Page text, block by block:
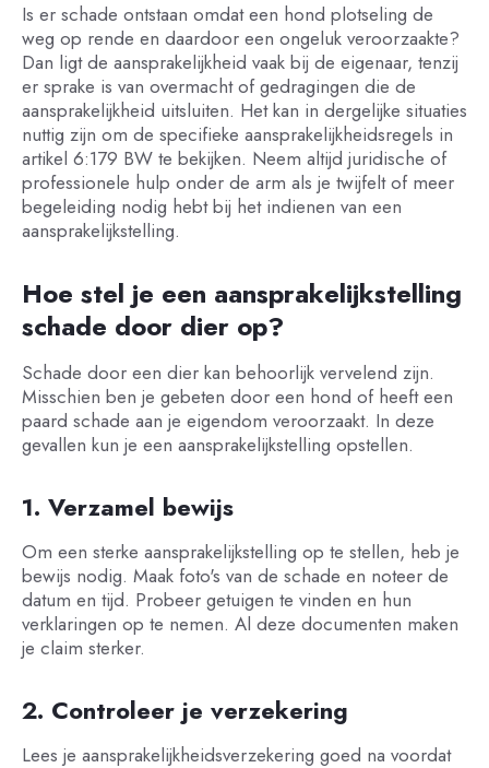
Is er schade ontstaan omdat een hond plotseling de
weg op rende en daardoor een ongeluk veroorzaakte?
Dan ligt de aansprakelijkheid vaak bij de eigenaar, tenzij
er sprake is van overmacht of gedragingen die de
aansprakelijkheid uitsluiten. Het kan in dergelijke situaties
nuttig zijn om de specifieke aansprakelijkheidsregels in
artikel 6:179 BW te bekijken. Neem altijd juridische of
professionele hulp onder de arm als je twijfelt of meer
begeleiding nodig hebt bij het indienen van een
aansprakelijkstelling.
Hoe stel je een aansprakelijkstelling
schade door dier op?
Schade door een dier kan behoorlijk vervelend zijn.
Misschien ben je gebeten door een hond of heeft een
paard schade aan je eigendom veroorzaakt. In deze
gevallen kun je een aansprakelijkstelling opstellen.
1. Verzamel bewijs
Om een sterke aansprakelijkstelling op te stellen, heb je
bewijs nodig. Maak foto's van de schade en noteer de
datum en tijd. Probeer getuigen te vinden en hun
verklaringen op te nemen. Al deze documenten maken
je claim sterker.
2. Controleer je verzekering
Lees je aansprakelijkheidsverzekering goed na voordat